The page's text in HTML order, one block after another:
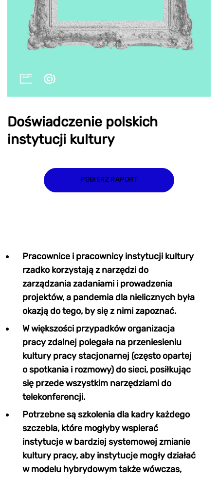
Doświadczenie polskich
instytucji kultury
POBIERZ RAPORT
Pracownice i pracownicy instytucji kultury
rzadko korzystają z narzędzi do
zarządzania zadaniami i prowadzenia
projektów, a pandemia dla nielicznych była
okazją do tego, by się z nimi zapoznać.
W większości przypadków organizacja
pracy zdalnej polegała na przeniesieniu
kultury pracy stacjonarnej (często opartej
o spotkania i rozmowy) do sieci, posiłkując
się przede wszystkim narzędziami do
telekonferencji.
Potrzebne są szkolenia dla kadry każdego
szczebla, które mogłyby wspierać
instytucje w bardziej systemowej zmianie
kultury pracy, aby instytucje mogły działać
w modelu hybrydowym także wówczas,